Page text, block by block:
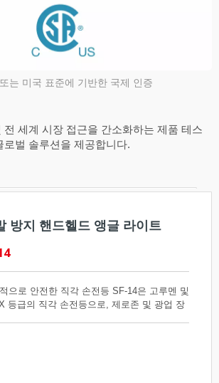
는 미국 표준에 기반한 국제 인증
전 세계 시장 접근을 간소화하는 제품 테스
로벌 솔루션을 제공합니다.
방지 핸드헬드 앵글 라이트
으로 안전한 직각 손전등 SF-14은 고루멘 및
등급의 직각 손전등으로, 제로존 및 광업 장